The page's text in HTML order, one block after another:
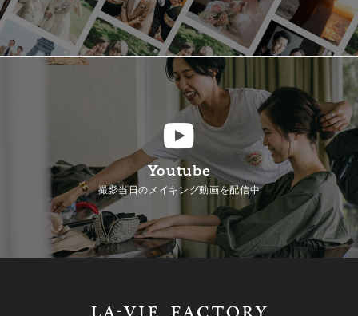
Youtube
撮影当日のメイキング動画を配信中